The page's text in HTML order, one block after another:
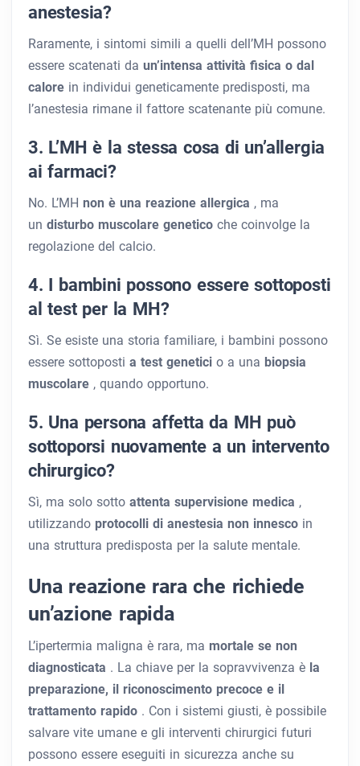
anestesia?
Raramente, i sintomi simili a quelli dell’MH possono
essere scatenati da un’intensa attività fisica o dal
calore in individui geneticamente predisposti, ma
l’anestesia rimane il fattore scatenante più comune.
3. L’MH è la stessa cosa di un’allergia
ai farmaci?
No. L’MH non è una reazione allergica , ma
un disturbo muscolare genetico che coinvolge la
regolazione del calcio.
4. I bambini possono essere sottoposti
al test per la MH?
Sì. Se esiste una storia familiare, i bambini possono
essere sottoposti a test genetici o a una biopsia
muscolare , quando opportuno.
5. Una persona affetta da MH può
sottoporsi nuovamente a un intervento
chirurgico?
Sì, ma solo sotto attenta supervisione medica ,
utilizzando protocolli di anestesia non innesco in
una struttura predisposta per la salute mentale.
Una reazione rara che richiede
un’azione rapida
L’ipertermia maligna è rara, ma mortale se non
diagnosticata . La chiave per la sopravvivenza è la
preparazione, il riconoscimento precoce e il
trattamento rapido . Con i sistemi giusti, è possibile
salvare vite umane e gli interventi chirurgici futuri
possono essere eseguiti in sicurezza anche su